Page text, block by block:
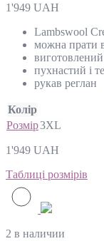
1'949 UAH
Lambswool
можна прати
виготовлений
пухнастий і
рукав реглан
Колір
Розмір3XL
1'949 UAH
Таблиці розмірів
2 в наличии